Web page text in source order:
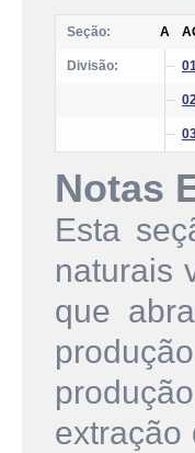
Seção: A
Divisão:
Notas
Esta
naturais
que
extração